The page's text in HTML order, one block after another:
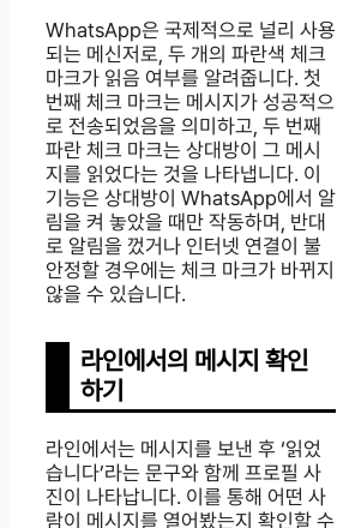
WhatsApp은 국제적으로 널리 사용
되는 메신저로, 두 개의 파란색 체크
마크가 읽음 여부를 알려줍니다. 첫
번째 체크 마크는 메시지가 성공적으
로 전송되었음을 의미하고, 두 번째
파란 체크 마크는 상대방이 그 메시
지를 읽었다는 것을 나타냅니다. 이
기능은 상대방이 WhatsApp에서 알
림을 켜 놓았을 때만 작동하며, 반대
로 알림을 껐거나 인터넷 연결이 불
안정할 경우에는 체크 마크가 바뀌지
않을 수 있습니다.
라인에서의 메시지 확인
하기
라인에서는 메시지를 보낸 후 ‘읽었
습니다’라는 문구와 함께 프로필 사
진이 나타납니다. 이를 통해 어떤 사
람이 메시지를 열어봤는지 확인할 수